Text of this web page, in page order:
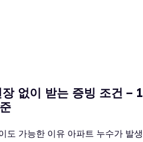
없이 받는 증빙 조건 – 1
도 가능한 이유 아파트 누수가 발생